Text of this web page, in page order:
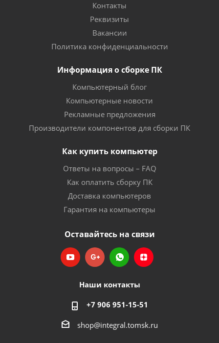
Контакты
Реквизиты
Вакансии
Политика конфиденциальности
Информация о сборке ПК
Компьютерный блог
Компьютерные новости
Рекламные предложения
Производители компонентов для сборки ПК
Как купить компьютер
Ответы на вопросы – FAQ
Как оплатить сборку ПК
Доставка компьютеров
Гарантия на компьютеры
Оставайтесь на связи
Наши контакты
+7 906 951-15-51
shop@integral.tomsk.ru